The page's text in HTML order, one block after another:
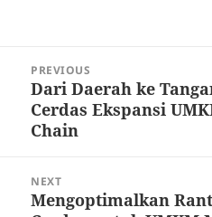
navigation
PREVIOUS
Previous
post:
Dari Daerah ke
Cerdas Ekspansi
Chain
NEXT
Next
Mengoptimalkan